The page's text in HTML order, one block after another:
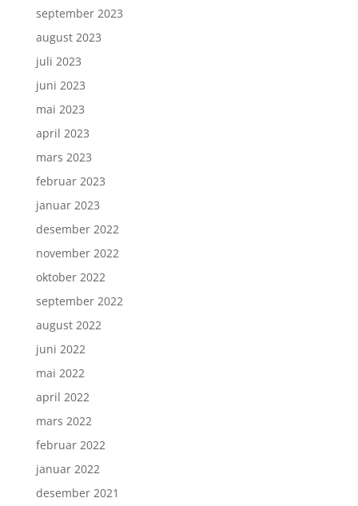
september 2023
august 2023
juli 2023
juni 2023
mai 2023
april 2023
mars 2023
februar 2023
januar 2023
desember 2022
november 2022
oktober 2022
september 2022
august 2022
juni 2022
mai 2022
april 2022
mars 2022
februar 2022
januar 2022
desember 2021